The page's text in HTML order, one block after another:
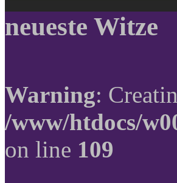
neueste Witze
Warning:
/www/htdocs/
on line 109